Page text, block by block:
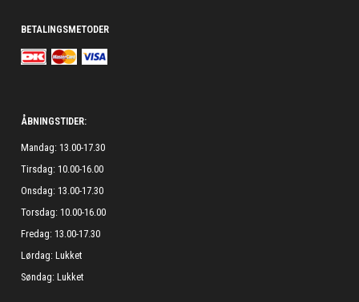
BETALINGSMETODER
ÅBNINGSTIDER:
Mandag: 13.00-17.30
Tirsdag: 10.00-16.00
Onsdag: 13.00-17.30
Torsdag: 10.00-16.00
Fredag: 13.00-17.30
Lørdag: Lukket
Søndag: Lukket